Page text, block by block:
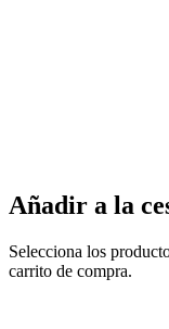
Añadir a la
Selecciona los
carrito de compra.